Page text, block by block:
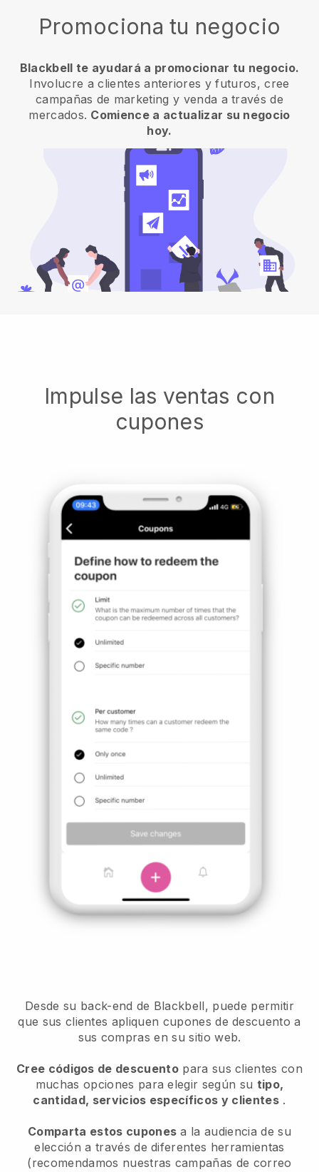
Promociona tu negocio
Blackbell te ayudará a promocionar tu negocio.
Involucre a clientes anteriores y futuros, cree
campañas de marketing y venda a través de
mercados. Comience a actualizar su negocio
hoy.
Impulse las ventas con
cupones
Desde su back-end de Blackbell, puede permitir
que sus clientes apliquen cupones de descuento a
sus compras en su sitio web.
Cree códigos de descuentopara sus clientes con
muchas opciones para elegir según su tipo,
cantidad, servicios específicos y clientes.
Comparta estos cupones a la audiencia de su
elección a través de diferentes herramientas
(recomendamos nuestras campañas de correo